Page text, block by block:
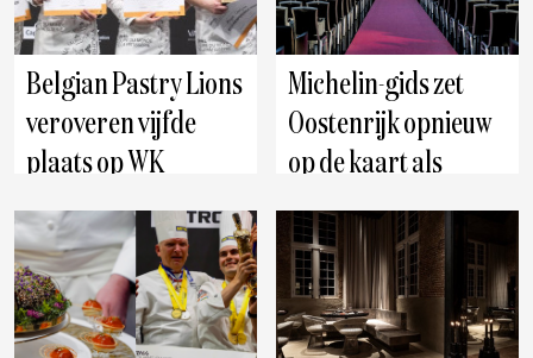
Belgian Pastry Lions
veroveren vijfde
plaats op WK
patisserie in Lyon
Michelin-gids zet
Oostenrijk opnieuw
op de kaart als
culinaire hotspot: 82
sterren en culinaire
klasse